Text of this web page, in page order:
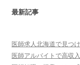
最新記事
医師求人北海道で見つ
医師アルバイトで高収